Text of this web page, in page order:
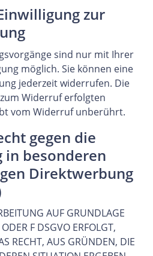
zur
sind nur mit Ihrer
möglich. Sie können eine
jederzeit widerrufen. Die
Widerruf erfolgten
vom Widerruf unberührt.
gegen die
in besonderen
Direktwerbung
AUF GRUNDLAGE
F DSGVO ERFOLGT,
RECHT, AUS GRÜNDEN, DIE